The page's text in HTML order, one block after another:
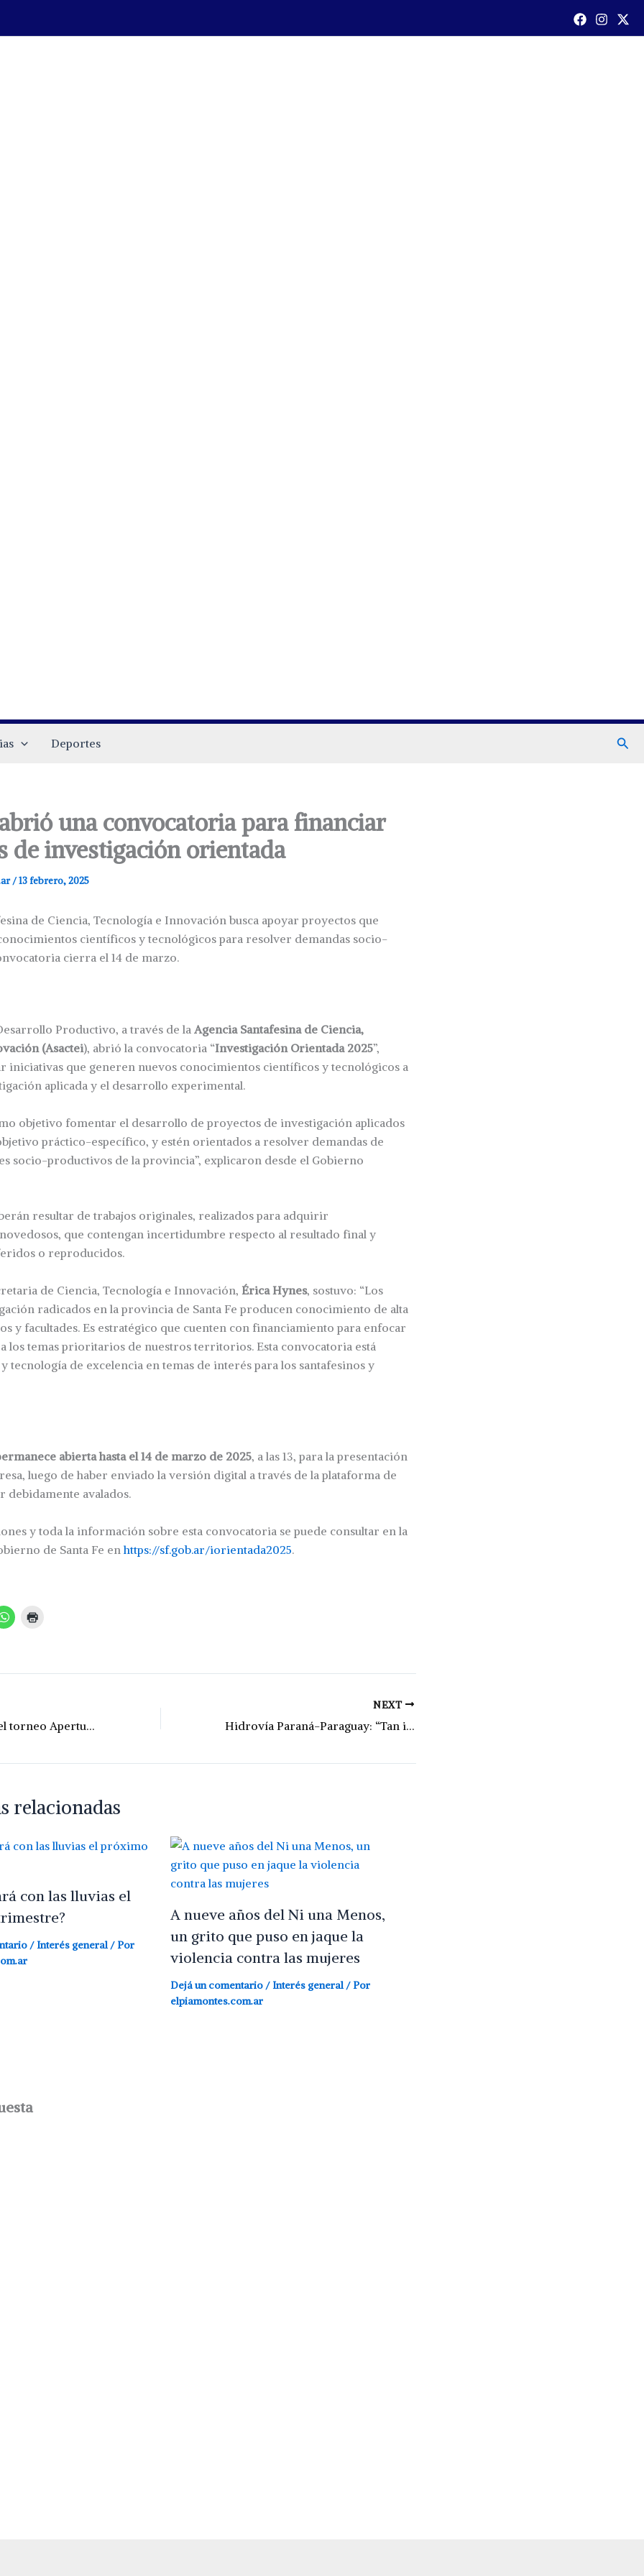
Deportes
una convocatoria para financiar
de investigación orientada
/13 febrero, 2025
de Ciencia, Tecnología e Innovación busca apoyar proyectos que
científicos y tecnológicos para resolver demandas socio-
cierra el 14 de marzo.
Productivo, a través de la Agencia Santafesina de Ciencia,
(Asactei), abrió la convocatoria “Investigación Orientada 2025”,
iniciativas que generen nuevos conocimientos científicos y tecnológicos a
aplicada y el desarrollo experimental.
objetivo fomentar el desarrollo de proyectos de investigación aplicados
práctico-específico, y estén orientados a resolver demandas de
socio-productivos de la provincia”, explicaron desde el Gobierno
resultar de trabajos originales, realizados para adquirir
que contengan incertidumbre respecto al resultado final y
o reproducidos.
de Ciencia, Tecnología e Innovación, Érica Hynes, sostuvo: “Los
radicados en la provincia de Santa Fe producen conocimiento de alta
y facultades. Es estratégico que cuenten con financiamiento para enfocar
los temas prioritarios de nuestros territorios. Esta convocatoria está
tecnología de excelencia en temas de interés para los santafesinos y
abierta hasta el 14 de marzo de 2025, a las 13, para la presentación
luego de haber enviado la versión digital a través de la plataforma de
debidamente avalados.
y toda la información sobre esta convocatoria se puede consultar en la
de Santa Fe enhttps://sf.gob.ar/iorientada2025.
Liga San Martín: el torneo Apertura de la División menores se llamará “Leo Figueroa”
NEXT
Hidrovía Paraná-Paraguay: “Tan irregular fue el proceso que el gobierno tuvo que declararlo nulo”
relacionadas
con las lluvias el
/ Interés general/ Por
A nueve años del Ni una Menos,
un grito que puso en jaque la
violencia contra las mujeres
Dejá un comentario / Interés general/ Por
elpiamontes.com.ar